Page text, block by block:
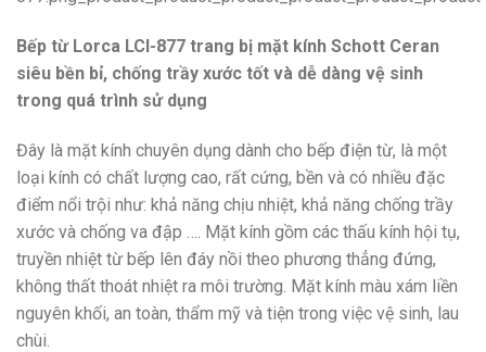
Bếp từ Lorca LCI-877 trang bị mặt kính Schott Ceran
siêu bền bỉ, chống trầy xước tốt và dễ dàng vệ sinh
trong quá trình sử dụng
Đây là mặt kính chuyên dụng dành cho bếp điện từ, là một
loại kính có chất lượng cao, rất cứng, bền và có nhiều đặc
điểm nổi trội như: khả năng chịu nhiệt, khả năng chống trầy
xước và chống va đập …. Mặt kính gồm các thấu kính hội tụ,
truyền nhiệt từ bếp lên đáy nồi theo phương thẳng đứng,
không thất thoát nhiệt ra môi trường. Mặt kính màu xám liền
nguyên khối, an toàn, thẩm mỹ và tiện trong việc vệ sinh, lau
chùi.